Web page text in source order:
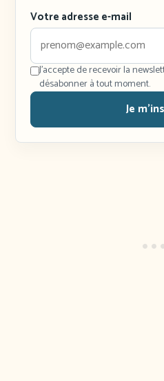
Votre adresse e-mail
J'accepte de recevoir la
désabonner à tout moment.